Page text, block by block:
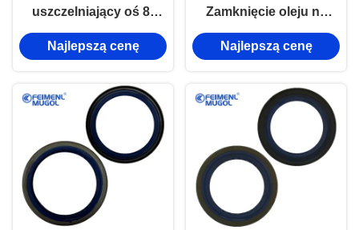
uszczelniający oś 8-
94336314 dla ISUZU
NKR Wewnętrzny typ
Zaprojektowany dla
maksymalnej ochrony
i stabilności
Najlepszą cenę
Zamknięcie oleju na
tylnych kołach dla
ISUZU TFR
40×60×10
Najlepszą cenę